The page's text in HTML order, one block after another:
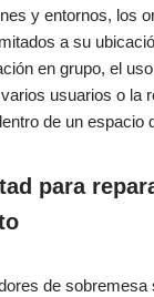
y entornos, los
a su
en grupo, el
usuarios o la
de un espacio
para
de